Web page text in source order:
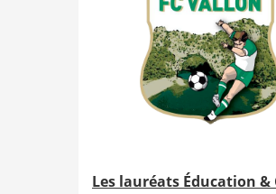
Les lauréats Éducation &